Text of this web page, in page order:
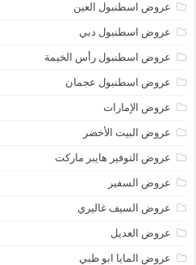
عروض اسطنبول العين
عروض اسطنبول دبي
عروض اسطنبول رأس الخيمة
عروض اسطنبول عجمان
عروض الإمارات
عروض البيت الأخضر
عروض التوفير هايبر ماركت
عروض السفير
عروض السيف غاليري
عروض العديل
عروض المايا ابو ظبي